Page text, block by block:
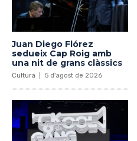
Juan Diego Flórez
sedueix Cap Roig amb
una nit de grans clàssics
Cultura 5 d'agost de 2026